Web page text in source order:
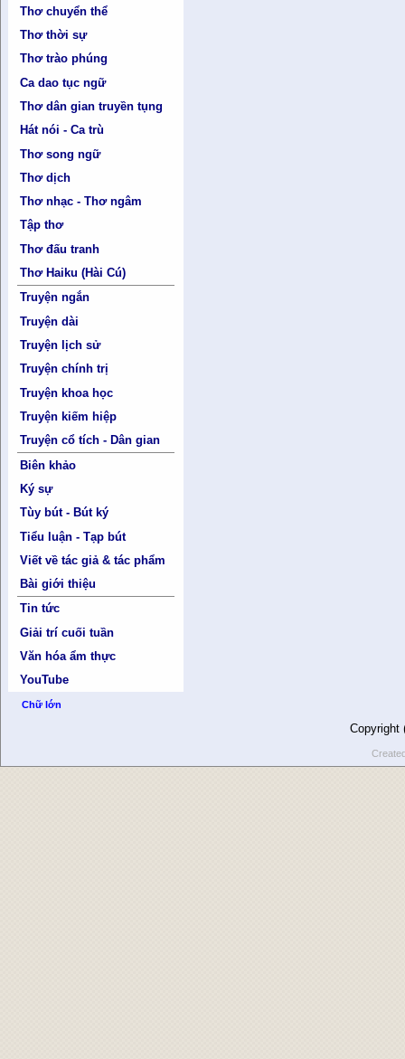
Thơ chuyển thể
Thơ thời sự
Thơ trào phúng
Ca dao tục ngữ
Thơ dân gian truyền tụng
Hát nói - Ca trù
Thơ song ngữ
Thơ dịch
Thơ nhạc - Thơ ngâm
Tập thơ
Thơ đấu tranh
Thơ Haiku (Hài Cú)
Truyện ngắn
Truyện dài
Truyện lịch sử
Truyện chính trị
Truyện khoa học
Truyện kiếm hiệp
Truyện cổ tích - Dân gian
Biên khảo
Ký sự
Tùy bút - Bút ký
Tiểu luận - Tạp bút
Viết về tác giả & tác phẩm
Bài giới thiệu
Tin tức
Giải trí cuối tuần
Văn hóa ẩm thực
YouTube
Chữ lớn
Copyright